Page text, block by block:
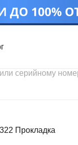
Прокладка